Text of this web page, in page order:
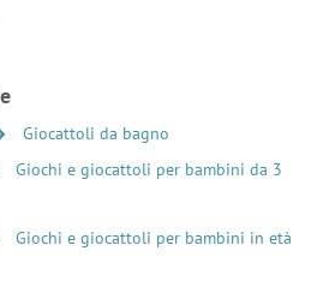
Giocattoli da bagno
Giochi e giocattoli per bambini da 3
Giochi e giocattoli per bambini in età